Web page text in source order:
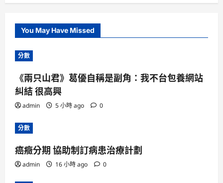
You May Have Missed
分數
《兩只山君》葛優自稱是副角：我不台包養網站
糾結 很高興
admin 5 小時 ago 0
分數
癌癥分期 協助制訂病患治療計劃
admin 16 小時 ago 0